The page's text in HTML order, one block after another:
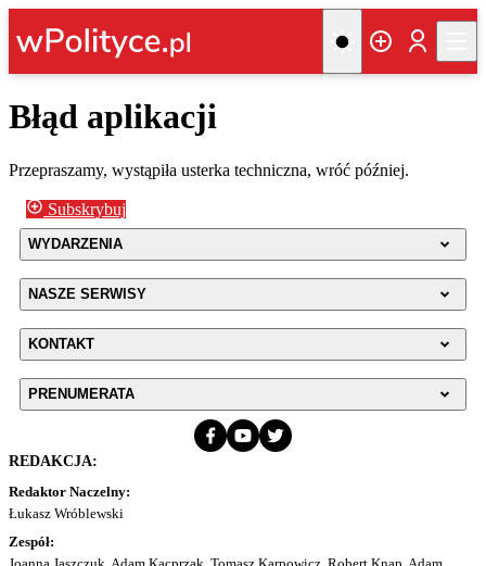
Błąd aplikacji
Przepraszamy, wystąpiła usterka techniczna, wróć później.
Subskrybuj
WYDARZENIA
NASZE SERWISY
KONTAKT
PRENUMERATA
REDAKCJA:
Redaktor Naczelny:
Łukasz Wróblewski
Zespół: